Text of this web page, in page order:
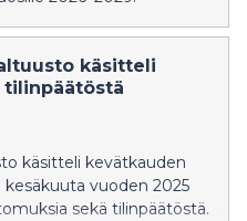
käsitteli
käsitteli kevätkauden
kesäkuuta vuoden 2025
sekä tilinpäätöstä.